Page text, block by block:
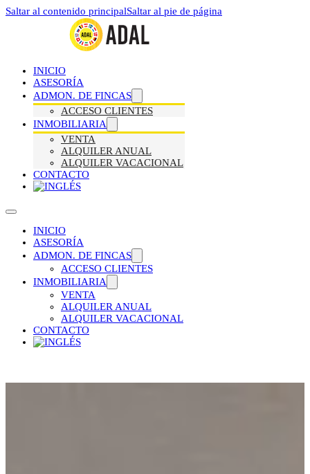
Saltar al contenido principalSaltar al pie de página
INICIO
ASESORÍA
ADMON. DE FINCAS
ACCESO CLIENTES
INMOBILIARIA
VENTA
ALQUILER ANUAL
ALQUILER VACACIONAL
CONTACTO
INICIO
ASESORÍA
ADMON. DE FINCAS
ACCESO CLIENTES
INMOBILIARIA
VENTA
ALQUILER ANUAL
ALQUILER VACACIONAL
CONTACTO